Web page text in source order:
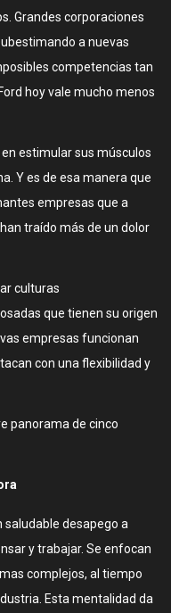
Grandes corporaciones
a nuevas
competencias tan
hoy vale mucho menos
estimular sus músculos
Y es de esa manera que
empresas que a
traído más de un dolor
culturas
que tienen su origen
empresas funcionan
con una flexibilidad y
panorama de cinco
saludable desapego a
y trabajar. Se enfocan
complejos, al tiempo
Esta mentalidad da